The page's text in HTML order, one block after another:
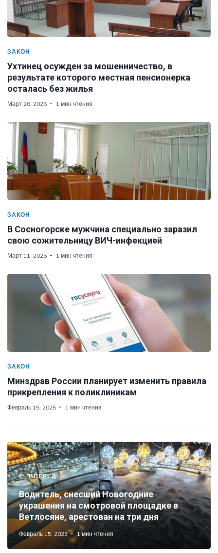
ЗАКОН
Ухтинец осужден за мошенничество, в
результате которого местная пенсионерка
осталась без жилья
Март 26, 2025 1 мин чтения
ЗАКОН
В Сосногорске мужчина специально заразил
свою сожительницу ВИЧ-инфекцией
Март 11, 2025 1 мин чтения
ЗАКОН
Минздрав России планирует изменить правила
прикрепления к поликлиникам
Февраль 15, 2025 1 мин чтения
ВПЕРЕД
Водитель, снесший Новогодние
украшения на смотровой площадке в
Ветлосяне, арестован на три дня
Февраль 15, 2023 1 мин чтения